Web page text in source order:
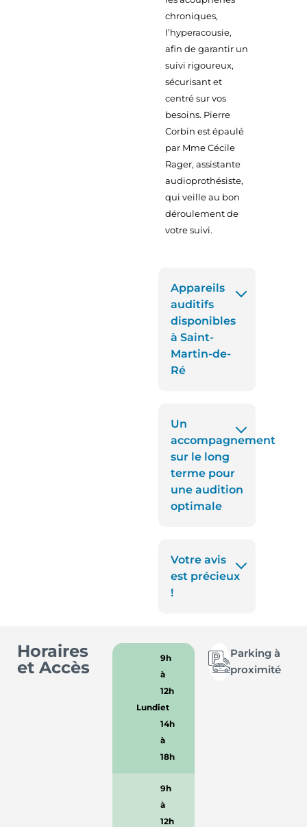
chroniques,
l’hyperacousie,
afin de garantir un
suivi rigoureux,
sécurisant et
centré sur vos
besoins. Pierre
Corbin est épaulé
par Mme Cécile
Rager, assistante
audioprothésiste,
qui veille au bon
déroulement de
votre suivi.
Appareils
auditifs
disponibles
à Saint-
Martin-de-
Ré
Un
accompagnement
sur le long
terme pour
une audition
optimale
Votre avis
est précieux
!
Horaires
et Accès
Lundi
9h
à
12h
et
14h
à
18h
9h
à
12h
Parking à
proximité